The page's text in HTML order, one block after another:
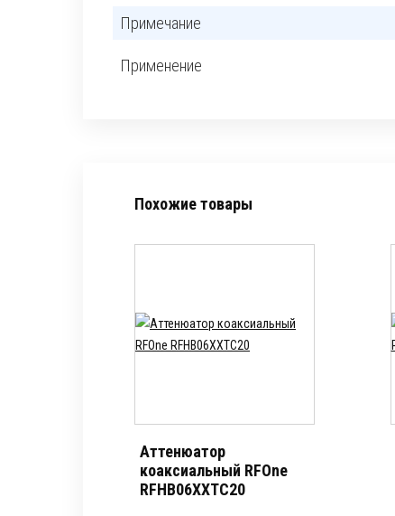
Примечание
Применение
Похожие товары
Аттенюатор
коаксиальный RFOne
RFHB06XXTC20